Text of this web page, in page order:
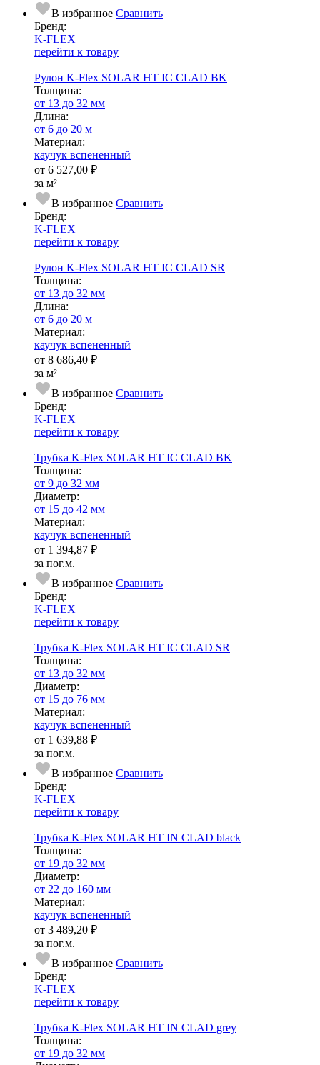
В избранное Сравнить
Бренд:
K-FLEX
перейти к товару
Рулон K-Flex SOLAR HT IC CLAD BK
Тол­щи­на:
от 13 до 32 мм
Длина:
от 6 до 20 м
Ма­­те­­ри­­ал:
каучук вспененный
от 6 527,00 ₽
за м²
В избранное Сравнить
Бренд:
K-FLEX
перейти к товару
Рулон K-Flex SOLAR HT IC CLAD SR
Тол­щи­на:
от 13 до 32 мм
Длина:
от 6 до 20 м
Ма­­те­­ри­­ал:
каучук вспененный
от 8 686,40 ₽
за м²
В избранное Сравнить
Бренд:
K-FLEX
перейти к товару
Трубка K-Flex SOLAR HT IC CLAD BK
Тол­щи­на:
от 9 до 32 мм
Диаметр:
от 15 до 42 мм
Ма­­те­­ри­­ал:
каучук вспененный
от 1 394,87 ₽
за пог.м.
В избранное Сравнить
Бренд:
K-FLEX
перейти к товару
Трубка K-Flex SOLAR HT IC CLAD SR
Тол­щи­на:
от 13 до 32 мм
Диаметр:
от 15 до 76 мм
Ма­­те­­ри­­ал:
каучук вспененный
от 1 639,88 ₽
за пог.м.
В избранное Сравнить
Бренд:
K-FLEX
перейти к товару
Трубка K-Flex SOLAR HT IN CLAD black
Тол­щи­на:
от 19 до 32 мм
Диаметр:
от 22 до 160 мм
Ма­­те­­ри­­ал:
каучук вспененный
от 3 489,20 ₽
за пог.м.
В избранное Сравнить
Бренд:
K-FLEX
перейти к товару
Трубка K-Flex SOLAR HT IN CLAD grey
Тол­щи­на:
от 19 до 32 мм